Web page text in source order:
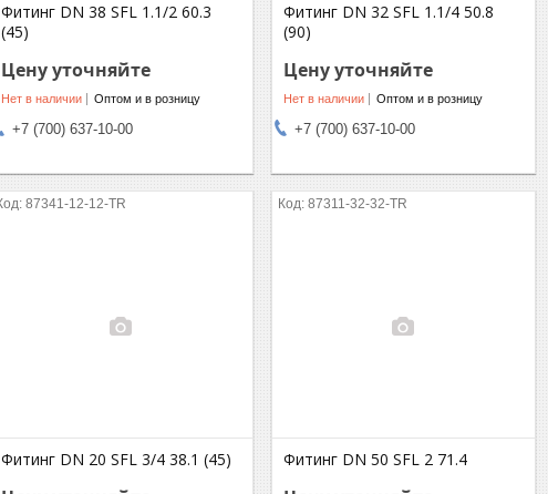
Фитинг DN 38 SFL 1.1/2 60.3
(45)
Цену уточняйте
Нет в наличии Оптом и в розницу
+7 (700) 637-10-00
Фитинг DN 32 SFL 1.1/4 50.8
(90)
Цену уточняйте
Нет в наличии Оптом и в розницу
+7 (700) 637-10-00
87341-12-12-TR
Фитинг DN 20 SFL 3/4 38.1 (45)
87311-32-32-TR
Фитинг DN 50 SFL 2 71.4